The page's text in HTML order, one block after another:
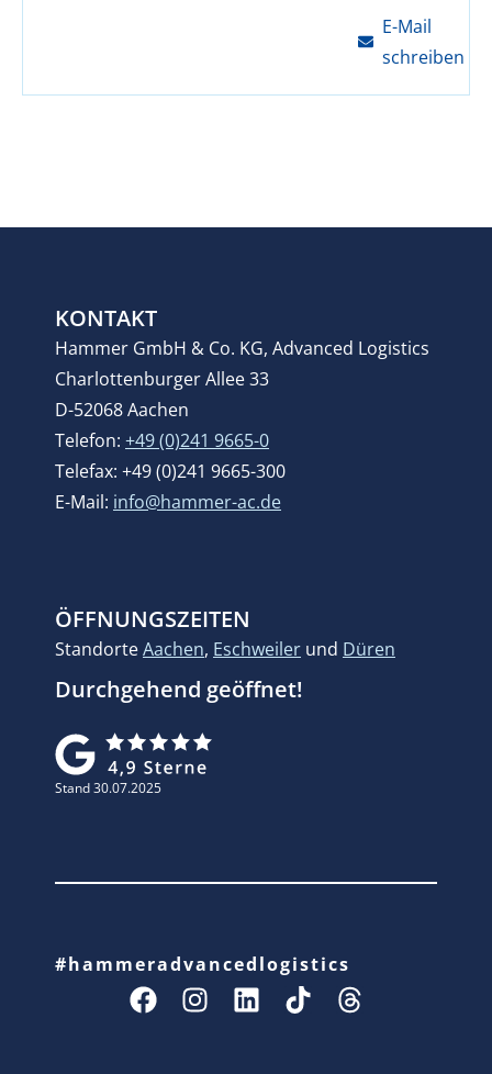
E-Mail
schreiben
KONTAKT
Hammer GmbH & Co. KG, Advanced Logistics
Charlottenburger Allee 33
D-52068 Aachen
Telefon: +49 (0)241 9665-0
Telefax: +49 (0)241 9665-300
E-Mail: info@hammer-ac.de
ÖFFNUNGSZEITEN
StandorteAachen, Eschweiler und Düren
Durchgehend geöffnet!
Stand 30.07.2025
#hammeradvancedlogistics